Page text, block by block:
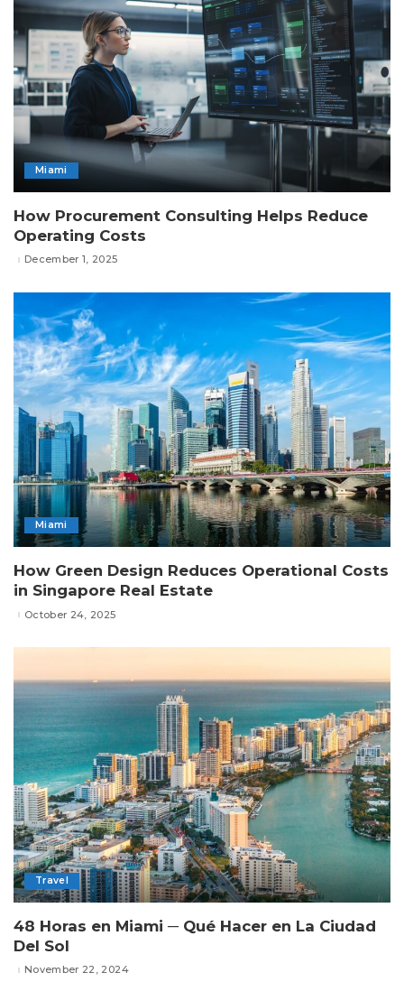
Miami
How Procurement Consulting Helps Reduce
Operating Costs
December 1, 2025
Miami
How Green Design Reduces Operational Costs
in Singapore Real Estate
October 24, 2025
Travel
48 Horas en Miami ─ Qué Hacer en La Ciudad
Del Sol
November 22, 2024